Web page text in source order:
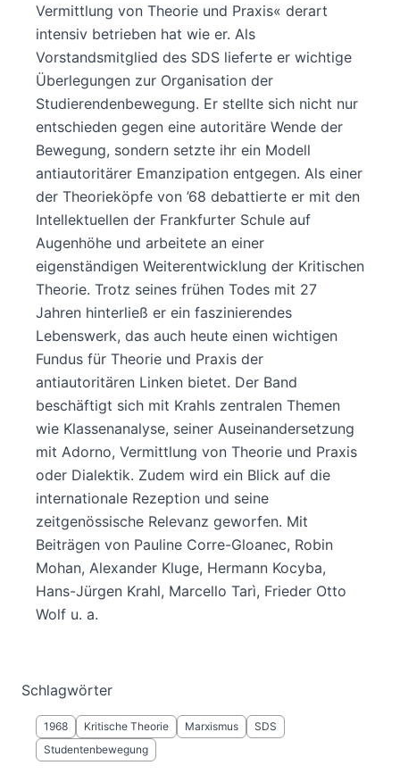
Vermittlung von Theorie und Praxis« derart
intensiv betrieben hat wie er. Als
Vorstandsmitglied des SDS lieferte er wichtige
Überlegungen zur Organisation der
Studierendenbewegung. Er stellte sich nicht nur
entschieden gegen eine autoritäre Wende der
Bewegung, sondern setzte ihr ein Modell
antiautoritärer Emanzipation entgegen. Als einer
der Theorieköpfe von ’68 debattierte er mit den
Intellektuellen der Frankfurter Schule auf
Augenhöhe und arbeitete an einer
eigenständigen Weiterentwicklung der Kritischen
Theorie. Trotz seines frühen Todes mit 27
Jahren hinterließ er ein faszinierendes
Lebenswerk, das auch heute einen wichtigen
Fundus für Theorie und Praxis der
antiautoritären Linken bietet. Der Band
beschäftigt sich mit Krahls zentralen Themen
wie Klassenanalyse, seiner Auseinandersetzung
mit Adorno, Vermittlung von Theorie und Praxis
oder Dialektik. Zudem wird ein Blick auf die
internationale Rezeption und seine
zeitgenössische Relevanz geworfen. Mit
Beiträgen von Pauline Corre-Gloanec, Robin
Mohan, Alexander Kluge, Hermann Kocyba,
Hans-Jürgen Krahl, Marcello Tarì, Frieder Otto
Wolf u. a.
Schlagwörter
1968 Kritische Theorie Marxismus
SDS
Studentenbewegung